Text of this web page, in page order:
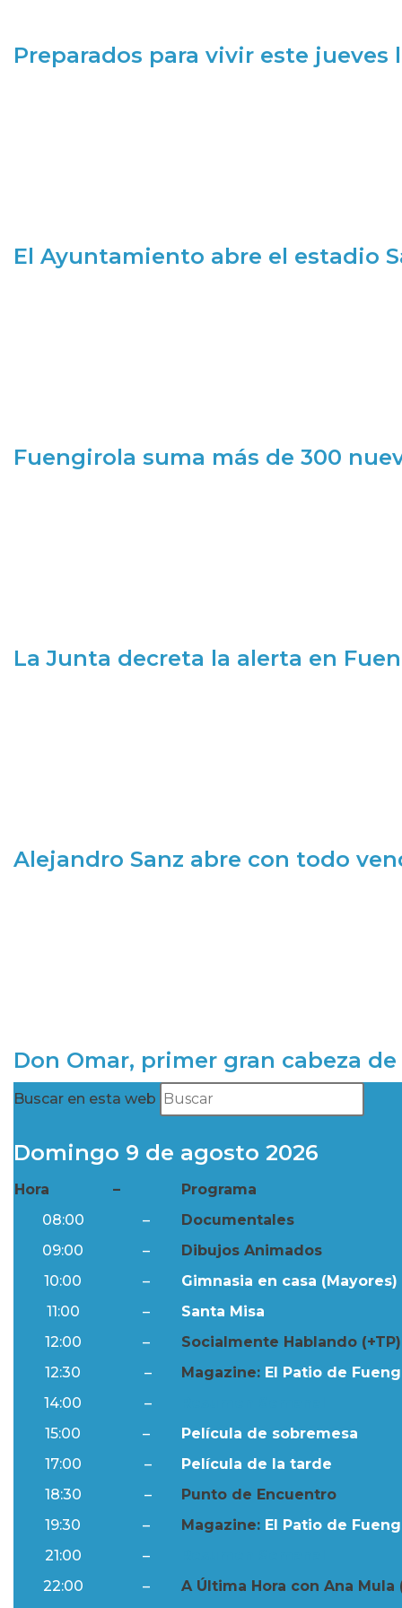
Preparados para vivir este jueves
El Ayuntamiento abre el estadio
Fuengirola suma más de 300
La Junta decreta la alerta en
Alejandro Sanz abre con todo
Don Omar, primer gran cabeza
Buscar en esta web
Domingo 9 de agosto 2026
Hora –
Programa
08:00
–
Documentales
09:00
–
Dibujos Animados
10:00
–
Gimnasia en casa (Mayores)
11:00
–
Santa Misa
12:00
–
Socialmente Hablando (+TP)
12:30
– Magazine: El Patio de
14:00
–
15:00
–
Película de sobremesa
17:00
–
Película de la tarde
18:30
–
Punto de Encuentro
19:30
– Magazine: El Patio de
21:00
–
22:00
–
A Última Hora con Ana Mula